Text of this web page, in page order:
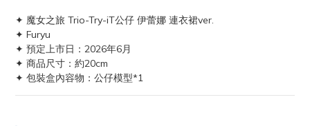
✦ 魔女之旅 Trio-Try-iT公仔 伊蕾娜 連衣裙ver.
✦ Furyu
✦ 預定上市日：2026年6月
✦ 商品尺寸：約20cm
✦ 包裝盒內容物：公仔模型*1